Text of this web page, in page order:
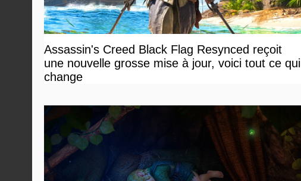
Assassin's Creed Black Flag Resynced reçoit
une nouvelle grosse mise à jour, voici tout ce qui
change